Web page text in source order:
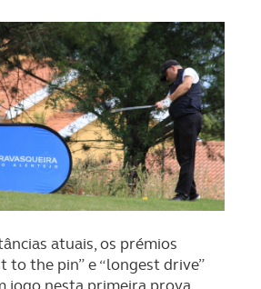
atuais, os prémios
to the pin” e “longest drive”